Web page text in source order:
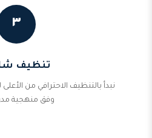
٣
تنظيف
نبدأ بالتنظيف الاحترافي من
وفق منهجية